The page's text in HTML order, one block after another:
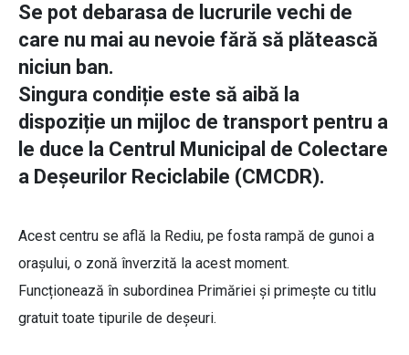
Se pot debarasa de lucrurile vechi de
care nu mai au nevoie fără să plătească
niciun ban.
Singura condiție este să aibă la
dispoziție un mijloc de transport pentru a
le duce la Centrul Municipal de Colectare
a Deșeurilor Reciclabile (CMCDR).
Acest centru se află la Rediu, pe fosta rampă de gunoi a
orașului, o zonă înverzită la acest moment.
Funcționează în subordinea Primăriei și primește cu titlu
gratuit toate tipurile de deșeuri.